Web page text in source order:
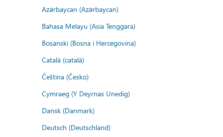
Azərbaycan (Azərbaycan)
Bahasa Melayu (Asia Tenggara)
Bosanski (Bosna i Hercegovina)
Català (català)
Čeština (Česko)
Cymraeg (Y Deyrnas Unedig)
Dansk (Danmark)
Deutsch (Deutschland)